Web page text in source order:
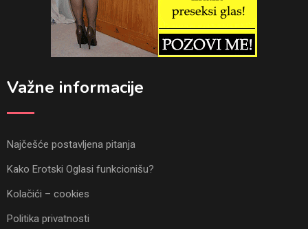
Važne informacije
Najčešće postavljena pitanja
Kako Erotski Oglasi funkcionišu?
Kolačići – cookies
Politika privatnosti